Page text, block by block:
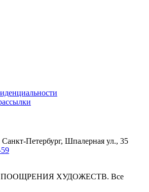
Санкт-Петербург, Шпалерная ул., 35
ПООЩРЕНИЯ ХУДОЖЕСТВ. Все